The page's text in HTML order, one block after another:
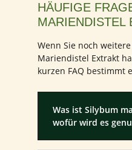
HÄUFIGE
MARIENDISTEL
Wenn Sie noch
Mariendistel Extrakt
kurzen FAQ bestimmt
Was ist Silybum
wofür wird es